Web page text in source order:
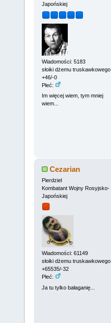
Japońskiej
Wiadomości: 5183
słoiki dżemu truskawkowego
+46/-0
Płeć:
Im więcej wiem, tym mniej
wiem...
Cezarian
Pierdziel
Kombatant Wojny Rosyjsko-
Japońskiej
Wiadomości: 61149
słoiki dżemu truskawkowego
+65535/-32
Płeć:
Ja tu tylko bałaganię...